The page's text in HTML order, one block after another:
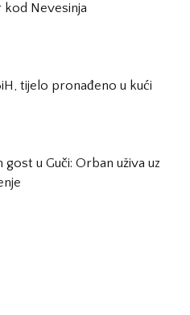
kod Nevesinja
tijelo pronađeno u kući
gost u Guči: Orban uživa uz